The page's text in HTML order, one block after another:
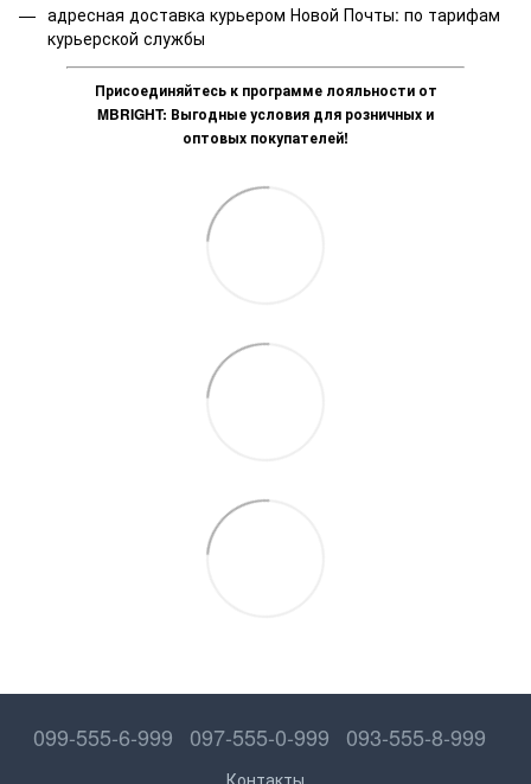
адресная доставка курьером Новой Почты: по тарифам
курьерской службы
Присоединяйтесь к программе лояльности от
MBRIGHT: Выгодные условия для розничных и
оптовых покупателей!
099-555-6-999 097-555-0-999 093-555-8-999
Контакты